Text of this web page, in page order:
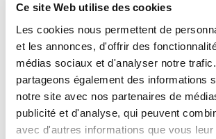
Ce site Web utilise des cookies
Les cookies nous permettent de
et les annonces, d'offrir des
médias sociaux et d'analyser notre
partageons également des informations
notre site avec nos partenaires de
publicité et d'analyse, qui peuvent
avec d'autres informations que vous
d'examens techniques effectués par le
notamment un test réalisé au sol avec Rolls
fonctionner un moteur Trent 1000 avec 100%
préparation du vol, menée par Virgin Atlantic,
consortium de compagnies incluant
Rolls-Royce, et BP.
Ensemble de la presse du 8 novembre